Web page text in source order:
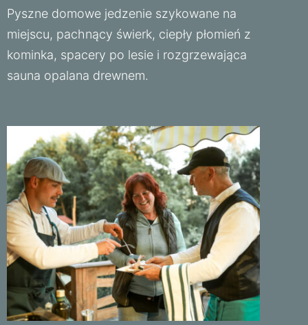
Pyszne domowe jedzenie szykowane na
miejscu, pachnący świerk, ciepły płomień z
kominka, spacery po lesie i rozgrzewająca
sauna opalana drewnem.